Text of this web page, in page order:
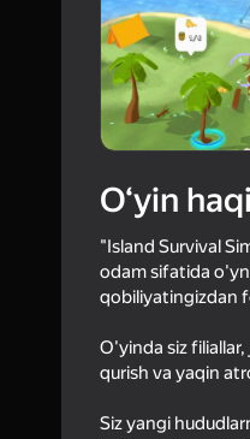
O‘yin
"Island Survival
odam sifatida
qobiliyatingizdan
O'yinda siz
qurish va yaqin
Siz yangi